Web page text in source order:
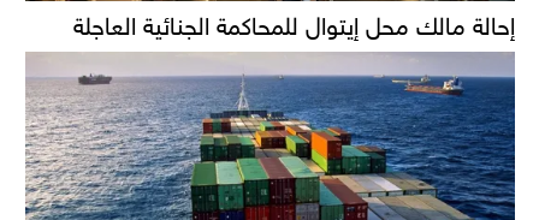
إحالة مالك محل إيتوال للمحاكمة الجنائية العاجلة